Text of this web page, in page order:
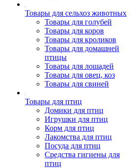
Товары для сельхоз животных
Товары для голубей
Товары для коров
Товары для кроликов
Товары для домашней
птицы
Товары для лошадей
Товары для овец, коз
Товары для свиней
Товары для птиц
Домики для птиц
Игрушки для птиц
Корм для птиц
Лакомства для птиц
Посуда для птиц
Средства гигиены для
птиц